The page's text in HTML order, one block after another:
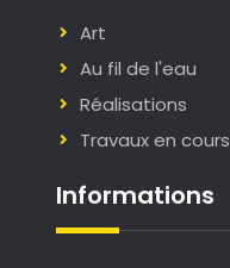
Art
Au fil de l'eau
Réalisations
Travaux en cours
Informations